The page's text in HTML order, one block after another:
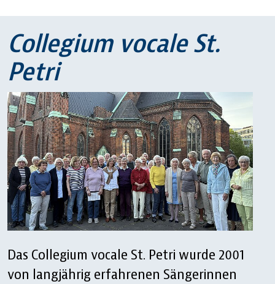
Collegium vocale St.
Petri
Das Collegium vocale St. Petri wurde 2001
von langjährig erfahrenen Sängerinnen